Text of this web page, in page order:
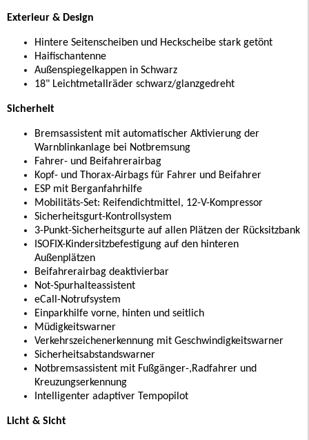
Exterieur & Design
Hintere Seitenscheiben und Heckscheibe stark getönt
Haifischantenne
Außenspiegelkappen in Schwarz
18" Leichtmetallräder schwarz/glanzgedreht
Sicherheit
Bremsassistent mit automatischer Aktivierung der
Warnblinkanlage bei Notbremsung
Fahrer- und Beifahrerairbag
Kopf- und Thorax-Airbags für Fahrer und Beifahrer
ESP mit Berganfahrhilfe
Mobilitäts-Set: Reifendichtmittel, 12-V-Kompressor
Sicherheitsgurt-Kontrollsystem
3-Punkt-Sicherheitsgurte auf allen Plätzen der Rücksitzbank
ISOFIX-Kindersitzbefestigung auf den hinteren
Außenplätzen
Beifahrerairbag deaktivierbar
Not-Spurhalteassistent
eCall-Notrufsystem
Einparkhilfe vorne, hinten und seitlich
Müdigkeitswarner
Verkehrszeichenerkennung mit Geschwindigkeitswarner
Sicherheitsabstandswarner
Notbremsassistent mit Fußgänger-,Radfahrer und
Kreuzungserkennung
Intelligenter adaptiver Tempopilot
Licht & Sicht